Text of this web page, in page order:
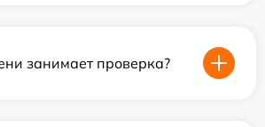
занимает проверка?